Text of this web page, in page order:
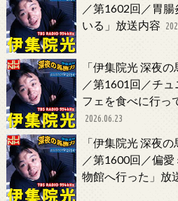
／第1602回／胃
いる」放送内容
「伊集院光 深夜
／第1601回／チ
フェを食べに行っ
2026.06.23
「伊集院光 深夜
／第1600回／偏
物館へ行った」放